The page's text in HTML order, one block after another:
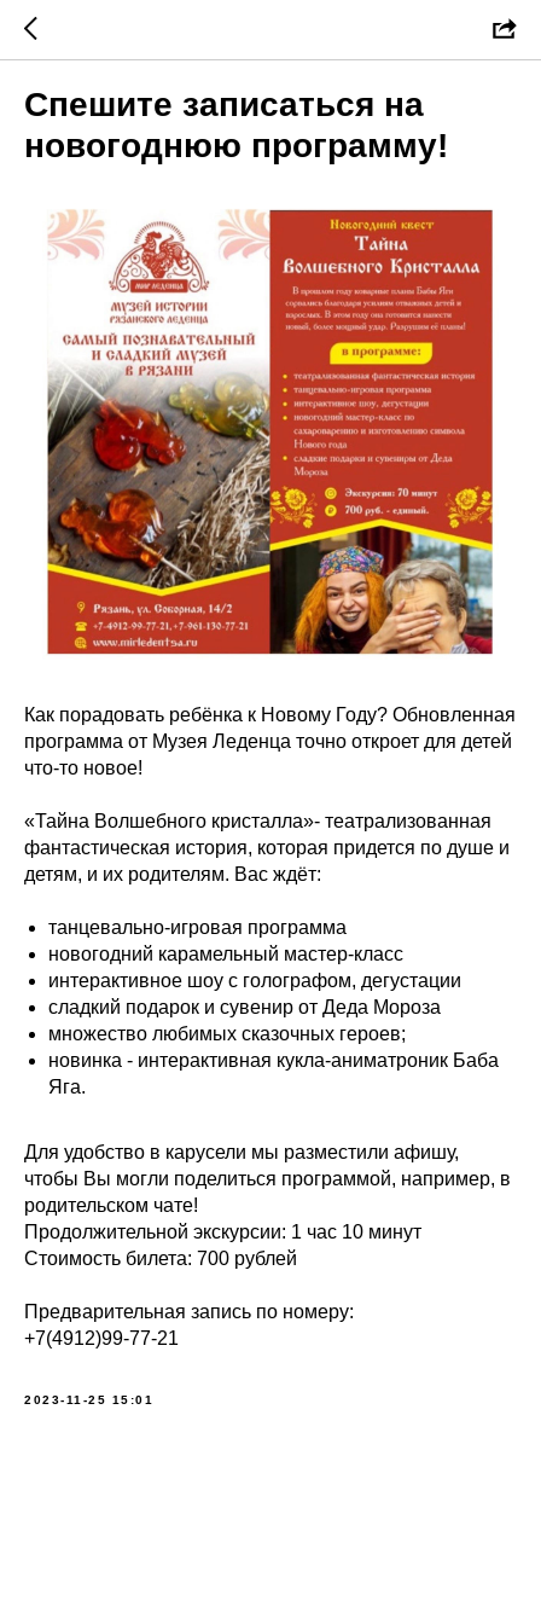
Спешите записаться на
новогоднюю программу!
Как порадовать ребёнка к Новому Году? Обновленная
программа от Музея Леденца точно откроет для детей
что-то новое!
«Тайна Волшебного кристалла»- театрализованная
фантастическая история, которая придется по душе и
детям, и их родителям. Вас ждёт:
танцевально-игровая программа
новогодний карамельный мастер-класс
интерактивное шоу с голографом, дегустации
сладкий подарок и сувенир от Деда Мороза
множество любимых сказочных героев;
новинка - интерактивная кукла-аниматроник Баба
Яга.
Для удобство в карусели мы разместили афишу,
чтобы Вы могли поделиться программой, например, в
родительском чате!
Продолжительной экскурсии: 1 час 10 минут
Стоимость билета: 700 рублей
Предварительная запись по номеру:
+7(4912)99-77-21
2023-11-25 15:01